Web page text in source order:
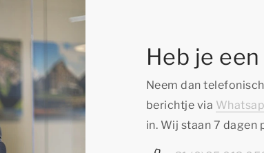
Heb je
Neem dan
berichtje via
in. Wij staan 7 dagen